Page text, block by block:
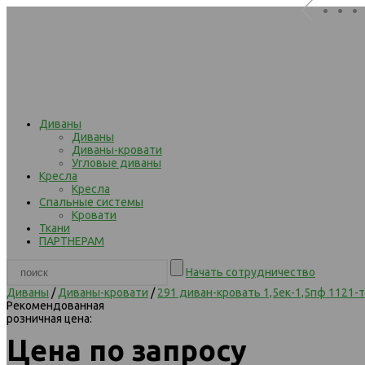
Диваны
Диваны
Диваны-кровати
Угловые диваны
Кресла
Кресла
Спальные системы
Кровати
Ткани
ПАРТНЕРАМ
Начать сотрудничество
Диваны /Диваны-кровати /291 диван-кровать 1,5ек-1,5пф 1121-
Рекомендованная
розничная цена:
Цена по запросу